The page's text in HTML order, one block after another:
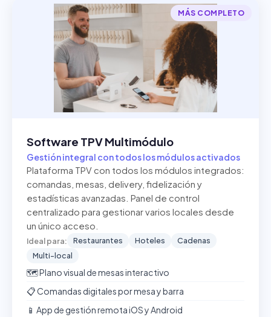
MÁS COMPLETO
Software TPV Multimódulo
Gestión integral con todos los módulos activados
Plataforma TPV con todos los módulos integrados:
comandas, mesas, delivery, fidelización y
estadísticas avanzadas. Panel de control
centralizado para gestionar varios locales desde
un único acceso.
Ideal para: Restaurantes Hoteles
Cadenas
Multi-local
🗺️ Plano visual de mesas interactivo
📋 Comandas digitales por mesa y barra
📱 App de gestión remota iOS y Android